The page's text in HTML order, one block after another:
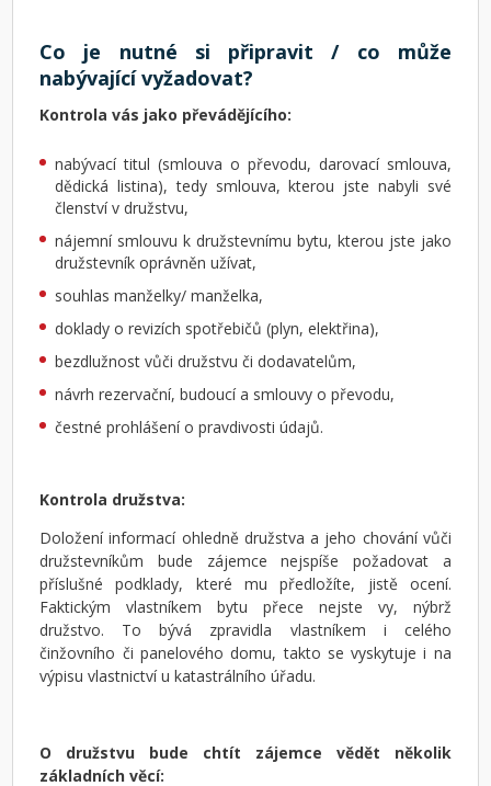
Co je nutné si připravit / co může
nabývající vyžadovat?
Kontrola vás jako převádějícího:
nabývací titul (smlouva o převodu, darovací smlouva,
dědická listina), tedy smlouva, kterou jste nabyli své
členství v družstvu,
nájemní smlouvu k družstevnímu bytu, kterou jste jako
družstevník oprávněn užívat,
souhlas manželky/ manželka,
doklady o revizích spotřebičů (plyn, elektřina),
bezdlužnost vůči družstvu či dodavatelům,
návrh rezervační, budoucí a smlouvy o převodu,
čestné prohlášení o pravdivosti údajů.
Kontrola družstva:
Doložení informací ohledně družstva a jeho chování vůči
družstevníkům bude zájemce nejspíše požadovat a
příslušné podklady, které mu předložíte, jistě ocení.
Faktickým vlastníkem bytu přece nejste vy, nýbrž
družstvo. To bývá zpravidla vlastníkem i celého
činžovního či panelového domu, takto se vyskytuje i na
výpisu vlastnictví u katastrálního úřadu.
O družstvu bude chtít zájemce vědět několik
základních věcí: